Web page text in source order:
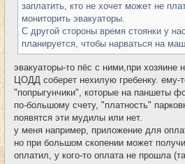
заплатить, кто не хочет может не
мониторить эвакуаторы.
С другой стороны время стоянки у
планируется, чтобы нарваться на
эвакуаторы-то пёс с ними,при хозяине
ЦОДД соберет нехилую гребенку. ему-
"попрыгунчики", которые на паншеты
по-большому счету, "платность"
появятся эти мудилы или нет.
у меня например, приложение для
но при большом скопении может
оплатил, у кого-то оплата не прошла